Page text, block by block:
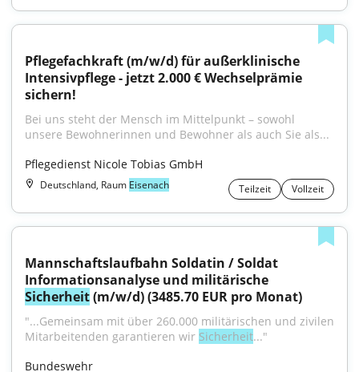
Pflegefachkraft (m/w/d) für außerklinische
Intensivpflege - jetzt 2.000 € Wechselprämie
sichern!
Bei uns steht der Mensch im Mittelpunkt – sowohl
unsere Bewohnerinnen und Bewohner als auch Sie als...
Pflegedienst Nicole Tobias GmbH
Deutschland, Raum Eisenach Teilzeit Vollzeit
Mannschaftslaufbahn Soldatin / Soldat
Sicherheit (m/w/d) (3485.70 EUR pro Monat)
"...Gemeinsam mit über 260.000 militärischen und zivilen
Mitarbeitenden garantieren wir Sicherheit..."
Bundeswehr